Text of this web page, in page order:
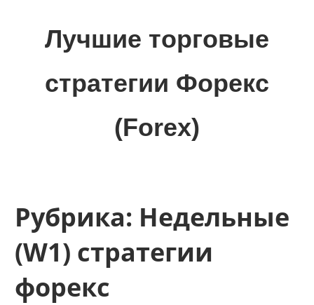
Лучшие торговые
стратегии Форекс
(Forex)
трейдеров
на
финансовых
рынках:
стратегии,
сигналы,
Рубрика: Недельные
(W1) стратегии
форекс